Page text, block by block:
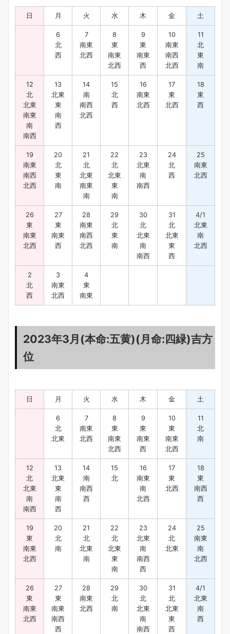
日 月 火 水 木 金 土
6
北
西
7
南東
北西
8
東
南東
北西
9
東
南東
西
10
南東
南西
北西
11
北
東
南
12
北
北東
南東
南
南西
13
北東
東
南
西
14
南
南西
北西
15
北
西
16
南東
北西
17
東
北西
18
東
西
19
南東
南西
北西
20
北
東
南
21
北
北東
南東
南
22
北
北東
東
南
23
北東
南
南西
24
北
西
25
南東
北西
26
東
南東
北西
27
東
南東
西
28
南東
南西
北西
29
北
東
南
30
北
北東
南
南西
31
北
北東
東
西
4/1
北東
南
北西
2
北
西
3
南東
北西
4
東
南東
2023年3月(本命:五黄)(月命:四緑)吉方
位
日 月 火 水 木 金 土
6
北
北東
7
南東
北西
8
東
南東
北西
9
東
南東
西
10
東
南東
北西
11
北
南
12
北
北東
南
南西
13
北東
東
南
西
14
南
南西
西
15
北
16
南東
南
北西
17
東
北西
18
東
南西
西
19
東
南東
北西
20
北
南
21
北
北東
南
22
北
北東
東
南
23
北東
南
南西
西
24
北
北東
25
南東
南
北西
26
東
南東
北西
27
東
南東
南西
西
28
南東
北西
29
北
南
30
北
北東
南
南西
31
北
北東
東
西
4/1
北東
南
西